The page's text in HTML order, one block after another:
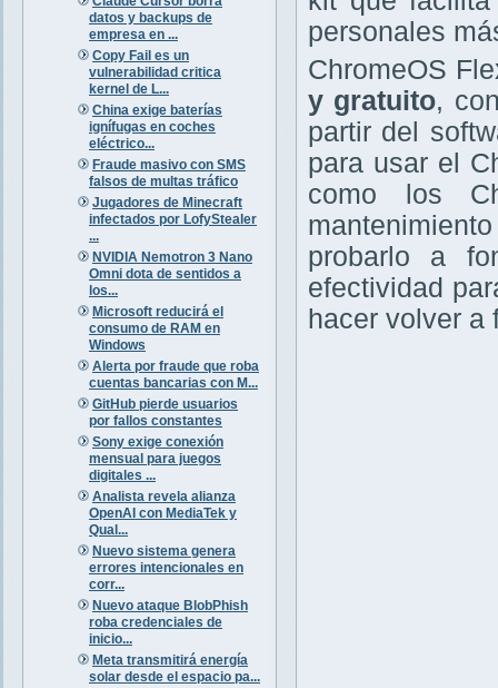
datos y backups de
empresa en ...
Copy Fail es un
vulnerabilidad critica
kernel de L...
China exige baterías
ignífugas en coches
eléctrico...
Fraude masivo con SMS
falsos de multas tráfico
Jugadores de Minecraft
infectados por LofyStealer
...
NVIDIA Nemotron 3 Nano
Omni dota de sentidos a
los...
Microsoft reducirá el
consumo de RAM en
Windows
Alerta por fraude que roba
cuentas bancarias con M...
GitHub pierde usuarios
por fallos constantes
Sony exige conexión
mensual para juegos
digitales ...
Analista revela alianza
OpenAI con MediaTek y
Qual...
Nuevo sistema genera
errores intencionales en
corr...
Nuevo ataque BlobPhish
roba credenciales de
inicio...
Meta transmitirá energía
solar desde el espacio pa...
personales
ChromeOS
y gratuito,
partir del
para usar el
como los
probarlo a
efectividad
hacer volver a